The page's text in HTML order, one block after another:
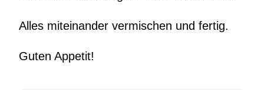
Alles miteinander vermischen und fertig.
Guten Appetit!